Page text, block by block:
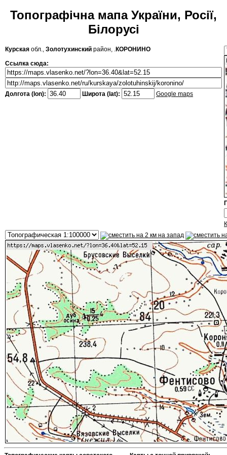
Топографічна мапа України, Росії,
Білорусі
Курская обл., Золотухинский район, .КОРОНИНО
Ссылка сюда:
Долгота (lon): Широта (lat): Google maps